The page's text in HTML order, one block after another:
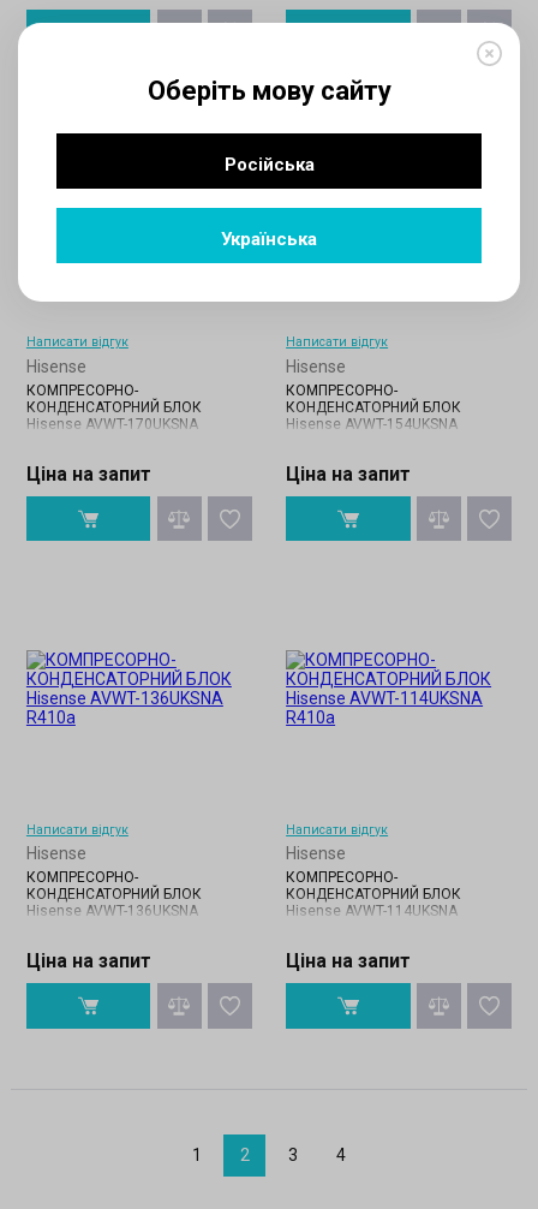
Оберіть мову сайту
Російська
Українська
Написати відгук
Hisense
КОМПРЕСОРНО-
КОНДЕНСАТОРНИЙ БЛОК
Hisense AVWT-170UKSNA
Ціна на запит
Написати відгук
Hisense
КОМПРЕСОРНО-
КОНДЕНСАТОРНИЙ БЛОК
Hisense AVWT-154UKSNA
Ціна на запит
Написати відгук
Hisense
КОМПРЕСОРНО-
КОНДЕНСАТОРНИЙ БЛОК
Hisense AVWT-136UKSNA
Ціна на запит
Написати відгук
Hisense
КОМПРЕСОРНО-
КОНДЕНСАТОРНИЙ БЛОК
Hisense AVWT-114UKSNA
Ціна на запит
1 2 3 4